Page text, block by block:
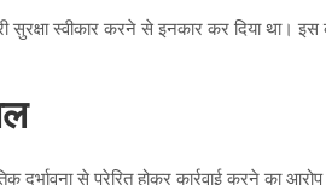
स्वीकार करने से इनकार कर दिया था। इस
दुर्भावना से प्रेरित होकर कार्रवाई करने का आरोप